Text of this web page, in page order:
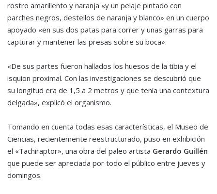
rostro amarillento y naranja «y un pelaje pintado con
parches negros, destellos de naranja y blanco» en un cuerpo
apoyado «en sus dos patas para correr y unas garras para
capturar y mantener las presas sobre su boca».
«De sus partes fueron hallados los huesos de la tibia y el
isquion proximal. Con las investigaciones se descubrió que
su longitud era de 1,5 a 2 metros y que tenía una contextura
delgada», explicó el organismo.
Tomando en cuenta todas esas características, el Museo de
Ciencias, recientemente reestructurado, puso en exhibición
el «Tachiraptor», una obra del paleo artista Gerardo Guillén
que puede ser apreciada por todo el público entre jueves y
domingos.